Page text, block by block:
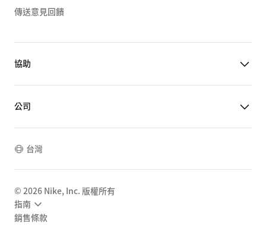
傳送意見回饋
協助
公司
台灣
© 2026 Nike, Inc. 版權所有
指南
銷售條款